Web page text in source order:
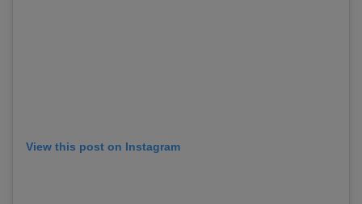
View this post on Instagram